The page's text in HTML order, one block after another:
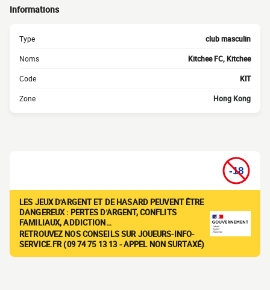
Informations
Type club masculin
Noms Kitchee FC, Kitchee
Code KIT
Zone Hong Kong
LES JEUX D'ARGENT ET DE HASARD PEUVENT ÊTRE
DANGEREUX : PERTES D'ARGENT, CONFLITS
FAMILIAUX, ADDICTION…
RETROUVEZ NOS CONSEILS SUR JOUEURS-INFO-
SERVICE.FR (09 74 75 13 13 - APPEL NON SURTAXÉ)